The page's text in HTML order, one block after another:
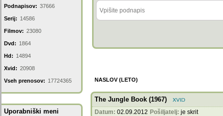
Podnapisov: 37666
Serij: 14586
Filmov: 23080
Dvd: 1864
Hd: 14894
Xvid: 20908
Vseh prenosov: 17724365
Uporabniški meni
NASLOV (LETO)
The Jungle Book (1967)
Datum: 02.09.2012 Pošiljatelj: je skrit